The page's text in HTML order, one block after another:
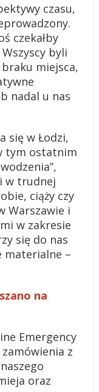
czasu,
czekałby
byli
miejsca,
nadal u nas
się w Łodzi,
tym ostatnim
w trudnej
ciąży czy
Warszawie i
w zakresie
się do nas
materialne –
na
Emergency
z
oraz